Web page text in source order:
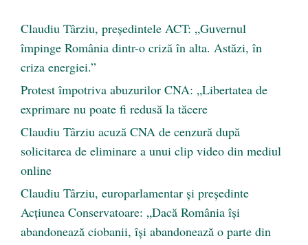
Claudiu Târziu, președintele ACT: „Guvernul
împinge România dintr-o criză în alta. Astăzi, în
criza energiei.”
Protest împotriva abuzurilor CNA: „Libertatea de
exprimare nu poate fi redusă la tăcere
Claudiu Târziu acuză CNA de cenzură după
solicitarea de eliminare a unui clip video din mediul
online
Claudiu Târziu, europarlamentar și președinte
Acțiunea Conservatoare: „Dacă România își
abandonează ciobanii, își abandonează o parte din